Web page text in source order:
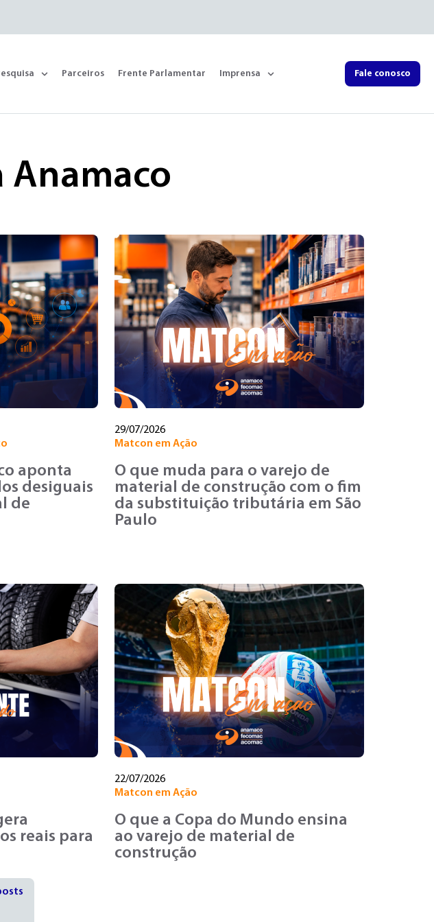
Parceiros Frente Parlamentar Imprensa Fale conosco
Anamaco
aponta
desiguais
de
29/07/2026
Matcon em Ação
O que muda para o varejo de
material de construção com o fim
da substituição tributária em São
Paulo
reais para
22/07/2026
Matcon em Ação
O que a Copa do Mundo ensina
ao varejo de material de
construção